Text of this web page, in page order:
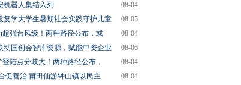
机器人集结入列
08-04
复学大学生暑期社会实践守护儿童
08-05
超强台风级！两种路径公布，或
08-04
动国创会智库资源，赋能中资企业
08-06
登陆点分歧大！两种路径公布，
08-04
促善治 莆田仙游钟山镇以民主
08-04